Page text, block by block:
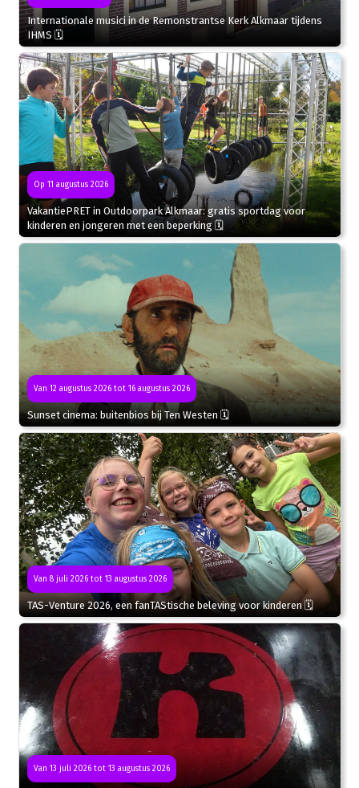
Internationale musici in de Remonstrantse Kerk Alkmaar tijdens
IHMS 🗓
Op 11 augustus 2026
VakantiePRET in Outdoorpark Alkmaar: gratis sportdag voor
kinderen en jongeren met een beperking 🗓
Van 12 augustus 2026 tot 16 augustus 2026
Sunset cinema: buitenbios bij Ten Westen 🗓
Van 8 juli 2026 tot 13 augustus 2026
TAS-Venture 2026, een fanTAStische beleving voor kinderen 🗓
Van 13 juli 2026 tot 13 augustus 2026